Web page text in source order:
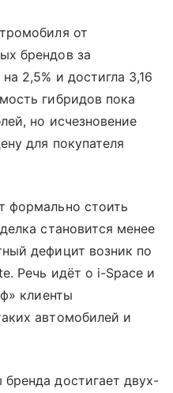
от
брендов за
2,5% и достигла 3,16
гибридов пока
но исчезновение
для покупателя
формально стоить
становится менее
дефицит возник по
Речь идёт о i-Space и
клиенты
автомобилей и
достигает двух-